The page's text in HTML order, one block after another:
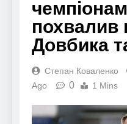
похвалив
Довбика
Степан Коваленко
Ago
0 1 Mins